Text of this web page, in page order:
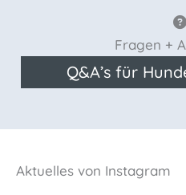
Fragen +
Q&A’s für
Aktuelles von Instagram